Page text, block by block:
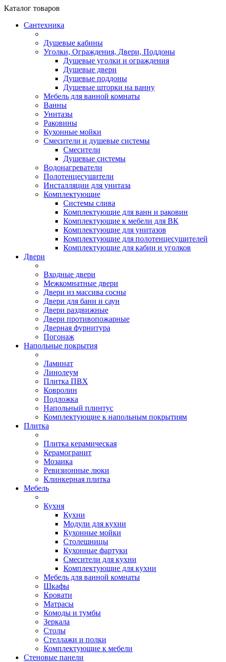
Каталог товаров
Сантехника
Душевые кабины
Уголки, Ограждения, Двери, Поддоны
Душевые уголки и ограждения
Душевые двери
Душевые поддоны
Душевые шторки на ванну
Мебель для ванной комнаты
Ванны
Унитазы
Раковины
Кухонные мойки
Смесители и душевые системы
Смесители
Душевые системы
Водонагреватели
Полотенцесушители
Инсталляции для унитаза
Комплектующие
Системы слива
Комплектующие для ванн и раковин
Комплектующие к мебели для ВК
Комплектующие для унитазов
Комплектующие для полотенцесушителей
Комплектующие для кабин и уголков
Двери
Входные двери
Межкомнатные двери
Двери из массива сосны
Двери для бани и саун
Двери раздвижные
Двери противопожарные
Дверная фурнитура
Погонаж
Напольные покрытия
Ламинат
Линолеум
Плитка ПВХ
Ковролин
Подложка
Напольный плинтус
Комплектующие к напольным покрытиям
Плитка
Плитка керамическая
Керамогранит
Мозаика
Ревизионные люки
Клинкерная плитка
Мебель
Кухня
Кухни
Модули для кухни
Кухонные мойки
Столешницы
Кухонные фартуки
Смесители для кухни
Комплектующие для кухни
Мебель для ванной комнаты
Шкафы
Кровати
Матрасы
Комоды и тумбы
Зеркала
Столы
Стеллажи и полки
Комплектующие к мебели
Стеновые панели